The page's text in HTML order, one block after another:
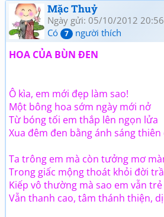
Mặc Thuỷ
Ngày gửi: 05/10/2012 20:56
Có
7 người thích
HOA CỦA BÙN ĐEN
Ô kìa, em mới đẹp làm sao!
Một bông hoa sớm ngày mới nở
Từ bóng tối em thắp lên ngọn lửa
Xua đêm đen bằng ánh sáng
Ta trông em mà còn tưởng mơ
Trong giấc mộng thoát khỏi đời
Kiếp vô thường mà sao em vẫn trẻ
Vẫn thanh cao, tâm thánh thiện,